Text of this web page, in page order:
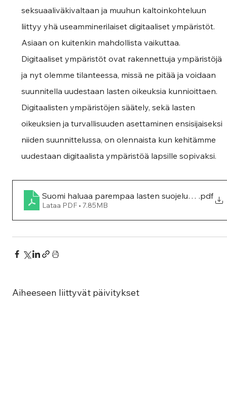
seksuaaliväkivaltaan ja muuhun kaltoinkohteluun
liittyy yhä useamminerilaiset digitaaliset ympäristöt.
Asiaan on kuitenkin mahdollista vaikuttaa.
Digitaaliset ympäristöt ovat rakennettuja ympäristöjä
ja nyt olemme tilanteessa, missä ne pitää ja voidaan
suunnitella uudestaan lasten oikeuksia kunnioittaen.
Digitaalisten ympäristöjen säätely, sekä lasten
oikeuksien ja turvallisuuden asettaminen ensisijaiseksi
niiden suunnittelussa, on olennaista kun kehitämme
uudestaan digitaalista ympäristöä lapsille sopivaksi.
Suomi haluaa parempaa lasten suojelua netissä
.pdf
Lataa PDF • 7.85MB
Aiheeseen liittyvät päivitykset